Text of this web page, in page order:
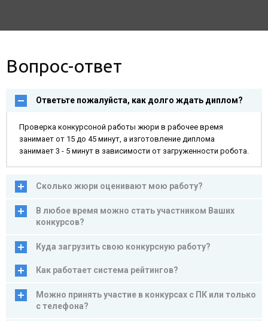
Вопрос-ответ
Ответьте пожалуйста, как долго ждать диплом?
Проверка конкурсоной работы жюри в рабочее время
занимает от 15 до 45 минут, а изготовление диплома
занимает 3 - 5 минут в зависимости от загруженности робота.
Сколько жюри оценивают мою работу?
В любое время можно стать участником Ваших
конкурсов?
Куда загрузить свою конкурсную работу?
Как работает система рейтингов?
Можно принять участие в конкурсах с ПК или только
с телефона?